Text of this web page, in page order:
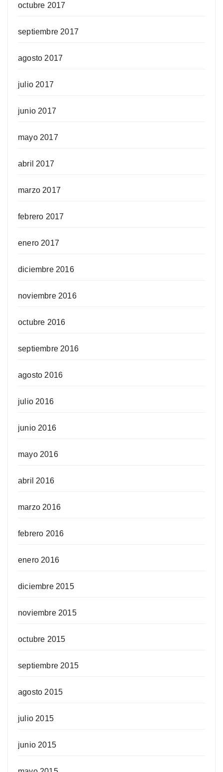
octubre 2017
septiembre 2017
agosto 2017
julio 2017
junio 2017
mayo 2017
abril 2017
marzo 2017
febrero 2017
enero 2017
diciembre 2016
noviembre 2016
octubre 2016
septiembre 2016
agosto 2016
julio 2016
junio 2016
mayo 2016
abril 2016
marzo 2016
febrero 2016
enero 2016
diciembre 2015
noviembre 2015
octubre 2015
septiembre 2015
agosto 2015
julio 2015
junio 2015